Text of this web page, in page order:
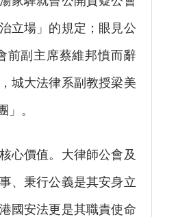
立場」的規定；眼見公
前副主席蔡維邦憤而辭
城大法律系副教授梁美
。
心價值。大律師公會及
、秉行公義是其安身立
國安法更是其職責使命